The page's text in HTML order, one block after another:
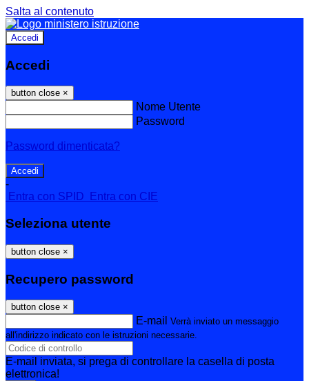
Salta al contenuto
Accedi
Accedi
button close ×
Nome Utente
Password
Password dimenticata?
-
Entra con SPID
Entra con CIE
Seleziona utente
button close ×
Recupero password
button close ×
E-mail Verrà inviato un messaggio
all'indirizzo indicato con le istruzioni necessarie.
E-mail inviata, si prega di controllare la casella di posta
elettronica!